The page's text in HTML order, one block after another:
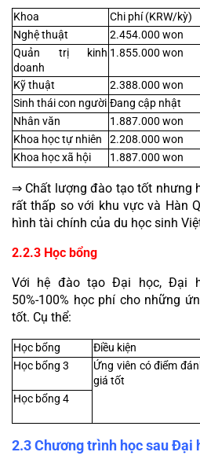
Khoa Chi phí (KRW/kỳ)
Nghệ thuật
2.454.000 won
Quản trị kinh
doanh
1.855.000 won
Kỹ thuật 2.388.000 won
Sinh thái con người Đang cập nhật
Nhân văn
1.887.000 won
Khoa học tự nhiên
2.208.000 won
Khoa học xã hội
1.887.000 won
⇒ Chất lượng đào tạo tốt nhưng
rất thấp so với khu vực và Hàn
hình tài chính của du học sinh
2.2.3 Học bổng
Với hệ đào tạo Đại học, Đại
50%-100% học phí cho những
tốt. Cụ thể:
Học bổng Điều kiện
Học bổng 3
Ứng viên có điểm
giá tốt
Học bổng 4
2.3 Chương trình học sau Đại